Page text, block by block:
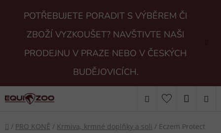
POTŘEBUJETE PORADIT S VÝBĚREM ČI
ZBOŽÍ VYZKOUŠET? NAVŠTIVTE NAŠI
PRODEJNU V PRAZE NEBO V ČESKÝCH
BUDĚJOVICÍCH.
Hledat
KOŠÍK
Domů
/ PRO KONĚ / Krmiva, krmné doplňky a soli / Eczem Protect